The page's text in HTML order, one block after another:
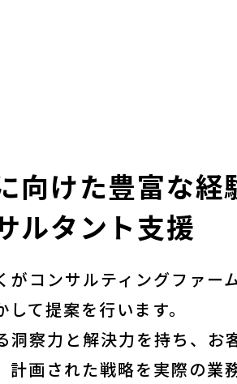
向けた豊富な経
ルタント支援
コンサルティングファー
て提案を⾏います。
洞察⼒と解決⼒を持ち、お
計画された戦略を実際の業